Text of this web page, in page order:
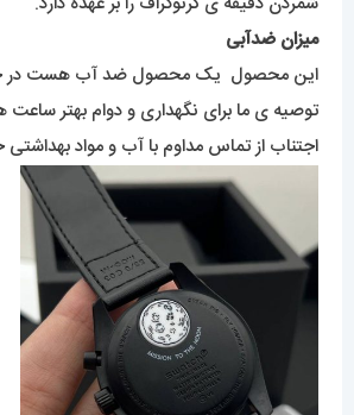
میزان ضدآبی
این محصول یک محصول ضد آب هست
توصیه ی ما برای نگهداری و دوام بهتر
اجتناب از تماس مداوم با آب و مواد بهداشتی